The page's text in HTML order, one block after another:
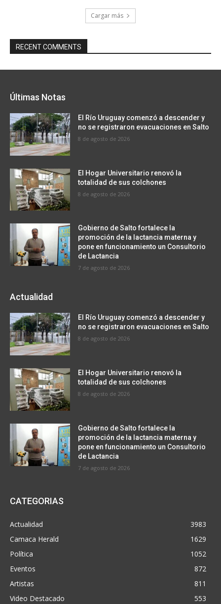
Cargar más
RECENT COMMENTS
Últimas Notas
El Río Uruguay comenzó a descender y
no se registraron evacuaciones en Salto
8 de agosto de 2026
El Hogar Universitario renovó la
totalidad de sus colchones
8 de agosto de 2026
Gobierno de Salto fortalece la
promoción de la lactancia materna y
pone en funcionamiento un Consultorio
de Lactancia
7 de agosto de 2026
Actualidad
El Río Uruguay comenzó a descender y
no se registraron evacuaciones en Salto
8 de agosto de 2026
El Hogar Universitario renovó la
totalidad de sus colchones
8 de agosto de 2026
Gobierno de Salto fortalece la
promoción de la lactancia materna y
pone en funcionamiento un Consultorio
de Lactancia
7 de agosto de 2026
CATEGORIAS
Actualidad
3983
Camaca Herald
1629
Política
1052
Eventos
872
Artistas
811
Video Destacado
553